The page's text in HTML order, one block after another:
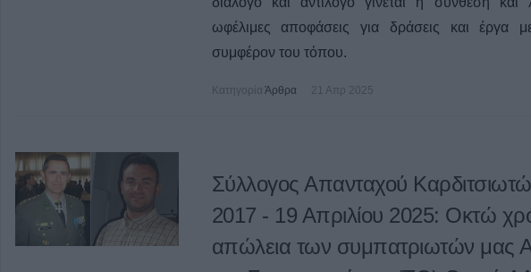
ωφέλιμες αποφάσεις για δράσεις και έργα
συμφέρον του τόπου.
Κατηγορία Άρθρα 21 Απρ 2025
Σύλλογος Απανταχού
2017 - 19 Απριλίου 2025: Οκτώ
απώλεια των συμπατριωτών μας